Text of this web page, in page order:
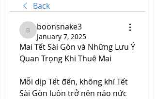
Back
boonsnake3
boonsnake3
January 7, 2025
Mai Tết Sài Gòn và Những Lưu Ý
Quan Trọng Khi Thuê Mai
Mỗi dịp Tết đến, không khí Tết
Sài Gòn luôn trở nên náo nức